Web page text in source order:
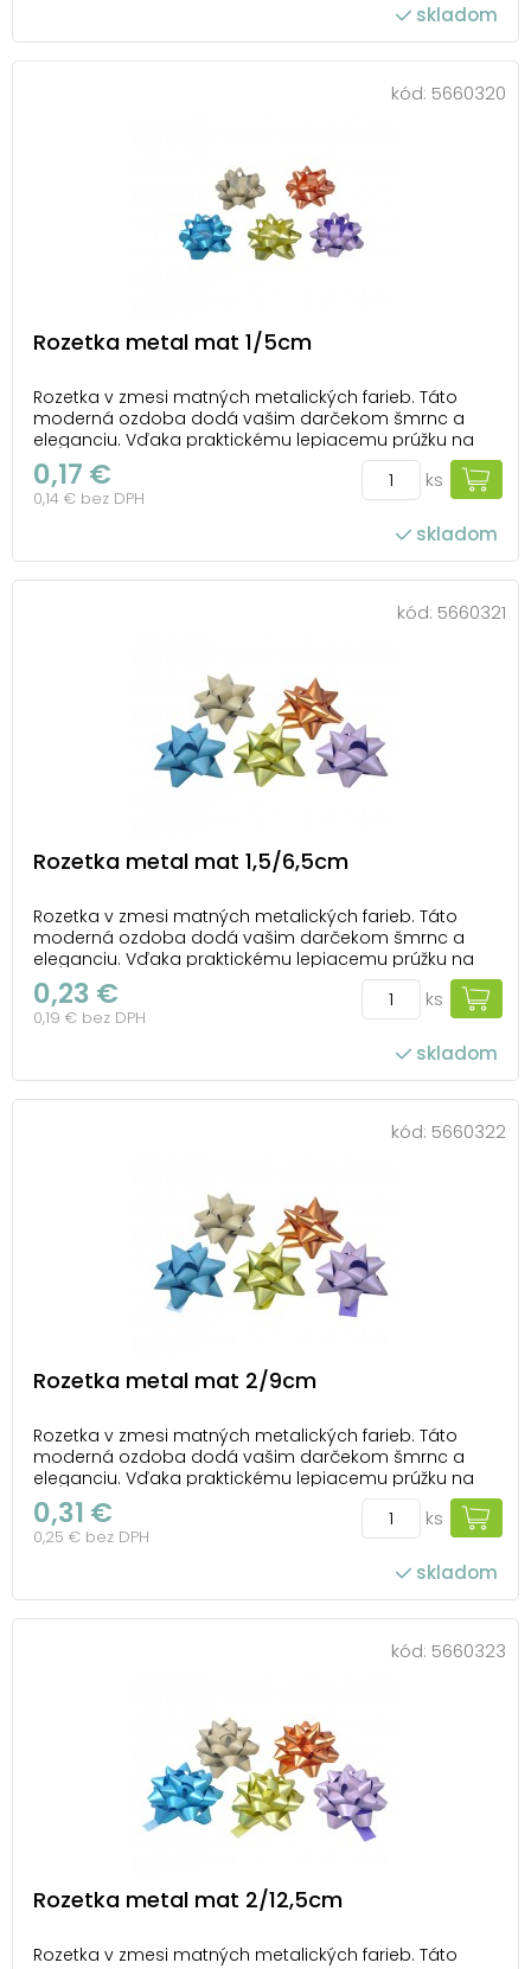
skladom
kód: 5660320
Rozetka metal mat 1/5cm
Rozetka v zmesi matných metalických farieb. Táto
moderná ozdoba dodá vašim darčekom šmrnc a
eleganciu. Vďaka praktickému lepiacemu prúžku na
spodnej strane ju môžete ľahko pripevniť na
akúkoľvek darčekovú krabičku. Ideálna na každú
príležitosť, keď chcete urobiť radosť a nezabudnuteľný
0,17 €
0,14 € bez DPH
ks
skladom
kód: 5660321
Rozetka metal mat 1,5/6,5cm
Rozetka v zmesi matných metalických farieb. Táto
moderná ozdoba dodá vašim darčekom šmrnc a
eleganciu. Vďaka praktickému lepiacemu prúžku na
spodnej strane ju môžete ľahko pripevniť na
akúkoľvek darčekovú krabičku. Ideálna na každú
príležitosť, keď chcete urobiť radosť a nezabudnuteľný
0,23 €
0,19 € bez DPH
ks
skladom
kód: 5660322
Rozetka metal mat 2/9cm
Rozetka v zmesi matných metalických farieb. Táto
moderná ozdoba dodá vašim darčekom šmrnc a
eleganciu. Vďaka praktickému lepiacemu prúžku na
spodnej strane ju môžete ľahko pripevniť na
akúkoľvek darčekovú krabičku. Ideálna na každú
príležitosť, keď chcete urobiť radosť a nezabudnuteľný
0,31 €
0,25 € bez DPH
ks
skladom
kód: 5660323
Rozetka metal mat 2/12,5cm
Rozetka v zmesi matných metalických farieb. Táto